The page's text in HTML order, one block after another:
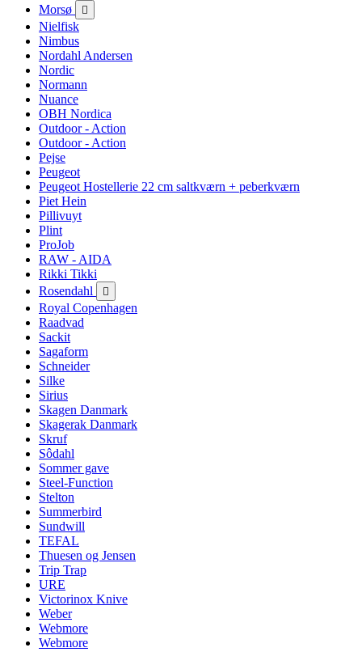
Morsø

Nielfisk
Nimbus
Nordahl Andersen
Nordic
Normann
Nuance
OBH Nordica
Outdoor - Action
Outdoor - Action
Pejse
Peugeot
Peugeot Hostellerie 22 cm saltkværn + peberkværn
Piet Hein
Pillivuyt
Plint
ProJob
RAW - AIDA
Rikki Tikki
Rosendahl

Royal Copenhagen
Raadvad
Sackit
Sagaform
Schneider
Silke
Sirius
Skagen Danmark
Skagerak Danmark
Skruf
Sôdahl
Sommer gave
Steel-Function
Stelton
Summerbird
Sundwill
TEFAL
Thuesen og Jensen
Trip Trap
URE
Victorinox Knive
Weber
Webmore
Webmore